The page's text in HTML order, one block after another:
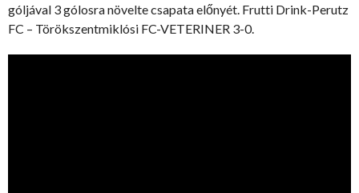
góljával 3 gólosra növelte csapata előnyét. Frutti Drink-Perutz
FC – Törökszentmiklósi FC-VETERINER 3-0.